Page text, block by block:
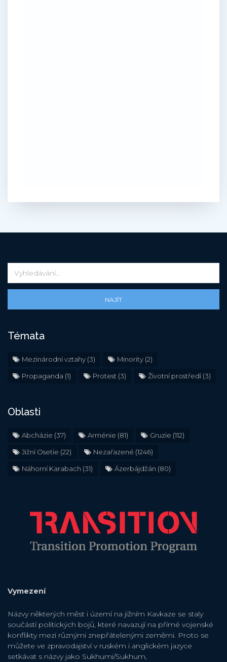
NAJÍT
Témata
Mezinárodní vztahy (3) Minority (2)
Propaganda (1) Protest (3) Životní prostředí(3)
Oblasti
Abcházie (37) Arménie (81) Gruzie (112)
Jižní Osetie (22) Nezařazené (1246)
Náhorní Karabach (31) Ázerbájdžán (80)
Vymezení
Názvy některých měst i území na jižním Kavkaze se staly
součástí politických bojů, které navazují na přímé vojenské
konflikty mezi různými znepřátelenými zeměmi. Proto se
můžete ve zpravodajství v ruském i anglickém jazyce
setkávat s názvy jako Sukhumi/Sukhum,